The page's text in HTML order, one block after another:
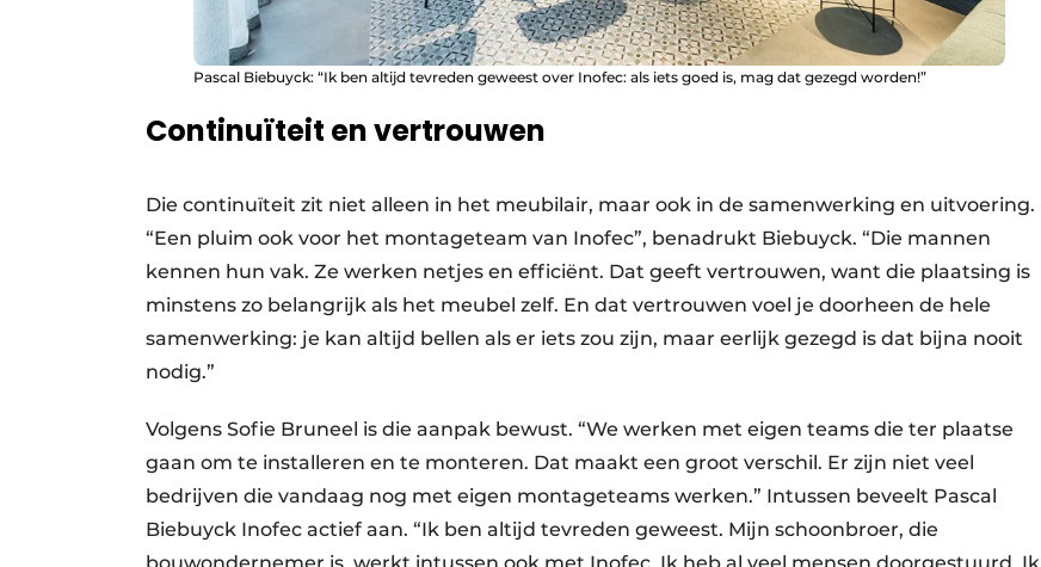
Pascal Biebuyck: “Ik ben altijd tevreden geweest over Inofec: als iets goed is, mag dat gezegd worden!”
Continuïteit en vertrouwen
Die continuïteit zit niet alleen in het meubilair, maar ook in de samenwerking en uitvoering.
“Een pluim ook voor het montageteam van Inofec”, benadrukt Biebuyck. “Die mannen
kennen hun vak. Ze werken netjes en efficiënt. Dat geeft vertrouwen, want die plaatsing is
minstens zo belangrijk als het meubel zelf. En dat vertrouwen voel je doorheen de hele
samenwerking: je kan altijd bellen als er iets zou zijn, maar eerlijk gezegd is dat bijna nooit
nodig.”
Volgens Sofie Bruneel is die aanpak bewust. “We werken met eigen teams die ter plaatse
gaan om te installeren en te monteren. Dat maakt een groot verschil. Er zijn niet veel
bedrijven die vandaag nog met eigen montageteams werken.” Intussen beveelt Pascal
Biebuyck Inofec actief aan. “Ik ben altijd tevreden geweest. Mijn schoonbroer, die